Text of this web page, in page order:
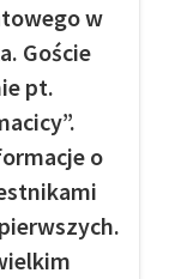
w
Goście
pt.
o